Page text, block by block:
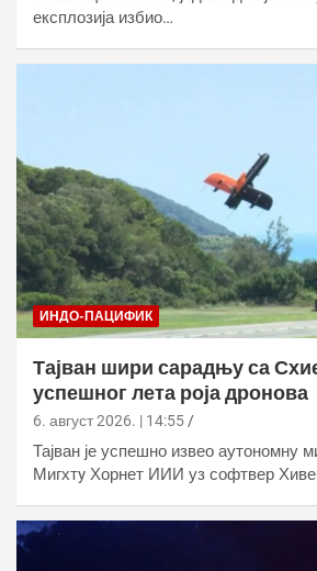
експлозија избио…
ИНДО-ПАЦИФИК
Тајван шири сарадњу са
успешног лета роја дронова
6. август 2026. | 14:55
Тајван је успешно извео аутономну
Мигхтy Хорнет ИИИ уз софтвер